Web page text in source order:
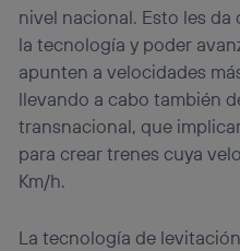
nivel nacional. Esto les
la tecnología y poder
apunten a velocidades
llevando a cabo también
transnacional, que
para crear trenes cuya
Km/h.
La tecnología de